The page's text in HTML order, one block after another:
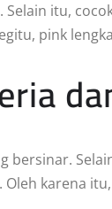
itu,
pink
bersinar.
karena